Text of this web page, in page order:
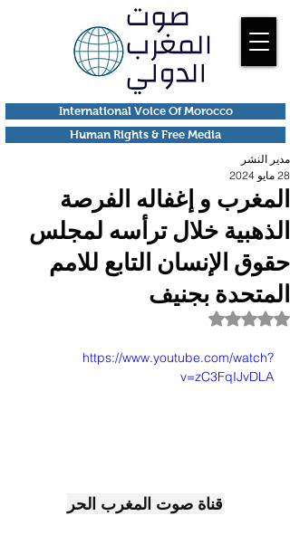
Human Rights & Free Media
International Voice Of Morocco
المغرب و إغفاله الفرصة
الذهبية خلال ترأسه لمجلس
حقوق الإنسان التابع للامم
المتحدة بجنيف
مدير النشر
28 مايو 2024
تم التقييم بـ ليس رقمًا من أصل 5 نجوم.
https://www.youtube.com/watch?
v=zC3FqIJvDLA
قناة صوت المغرب الحر